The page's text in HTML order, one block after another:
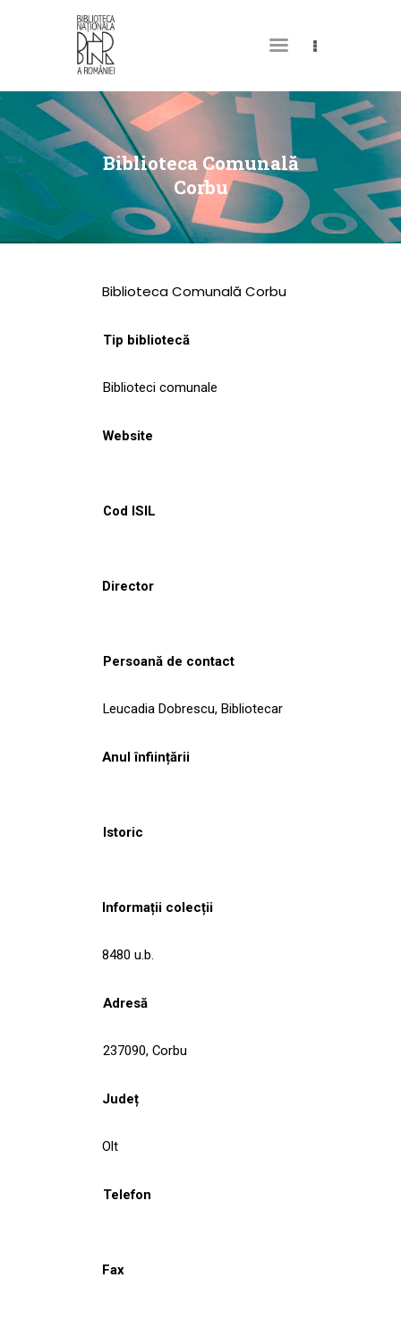
Biblioteca Comunală
Corbu
DESPRE NOI
PERMISUL MEU DE
BIBLIOTECĂ
CATALOAGE ȘI
COLECȚII
CULTURALE
NOUTĂȚI
Biblioteca Comunală Corbu
Tip bibliotecă
Biblioteci comunale
Website
Cod ISIL
Director
Persoană de contact
Leucadia Dobrescu, Bibliotecar
Anul înființării
Istoric
Informații colecții
8480 u.b.
Adresă
237090, Corbu
Județ
Olt
Telefon
Fax